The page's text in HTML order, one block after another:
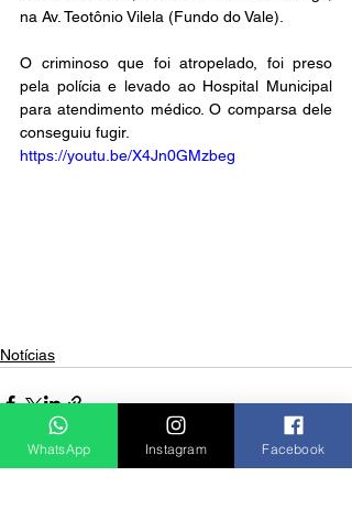
na Av. Teotônio Vilela (Fundo do Vale).
O criminoso que foi atropelado, foi preso
pela polícia e levado ao Hospital Municipal
para atendimento médico. O comparsa dele
conseguiu fugir.
https://youtu.be/X4Jn0GMzbeg
Notícias
WhatsApp Instagram Facebook